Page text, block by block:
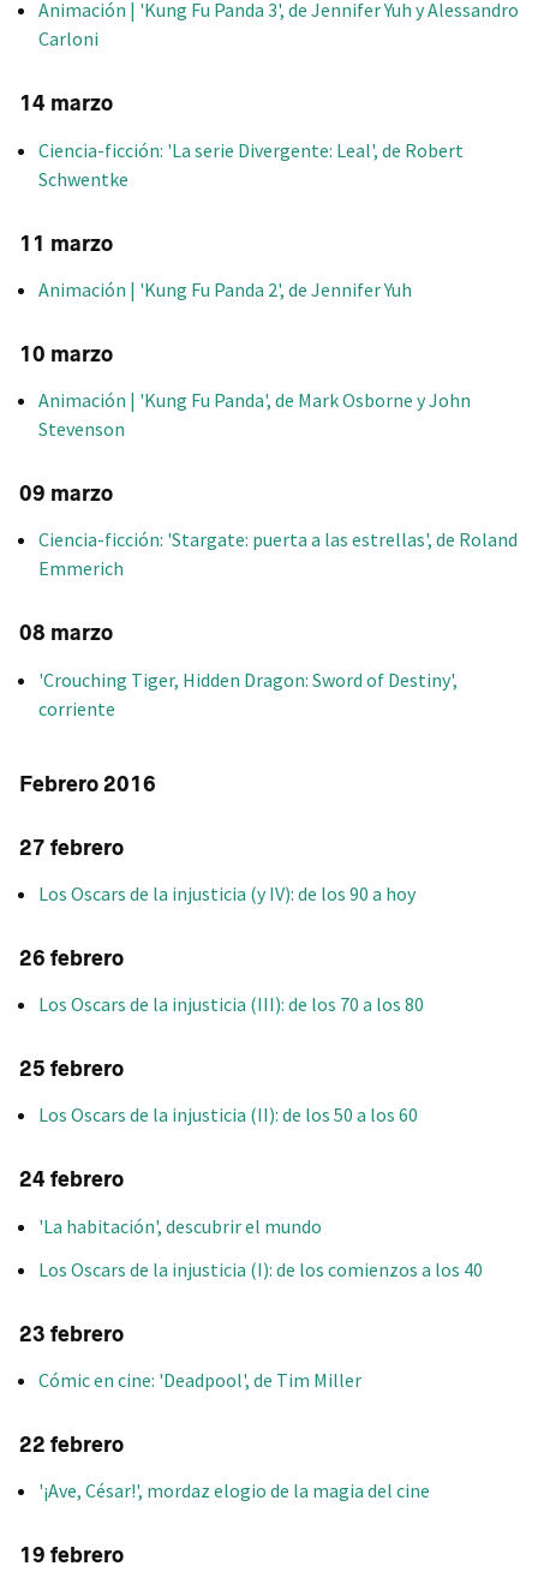
Animación | 'Kung Fu Panda 3', de Jennifer Yuh y Alessandro
Carloni
14 marzo
Ciencia-ficción: 'La serie Divergente: Leal', de Robert
Schwentke
11 marzo
Animación | 'Kung Fu Panda 2', de Jennifer Yuh
10 marzo
Animación | 'Kung Fu Panda', de Mark Osborne y John
Stevenson
09 marzo
Ciencia-ficción: 'Stargate: puerta a las estrellas', de Roland
Emmerich
08 marzo
'Crouching Tiger, Hidden Dragon: Sword of Destiny',
corriente
Febrero 2016
27 febrero
Los Oscars de la injusticia (y IV): de los 90 a hoy
26 febrero
Los Oscars de la injusticia (III): de los 70 a los 80
25 febrero
Los Oscars de la injusticia (II): de los 50 a los 60
24 febrero
'La habitación', descubrir el mundo
Los Oscars de la injusticia (I): de los comienzos a los 40
23 febrero
Cómic en cine: 'Deadpool', de Tim Miller
22 febrero
'¡Ave, César!', mordaz elogio de la magia del cine
19 febrero